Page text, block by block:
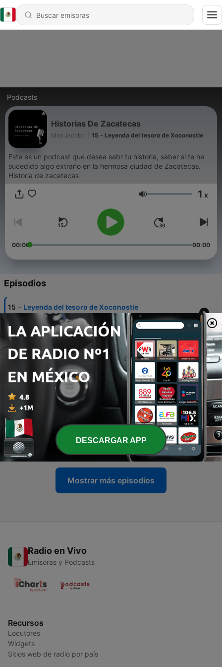
Podcasts
Historias De Zacatecas
Max Jacobo 15 - Leyenda del tesoro de Xoconostle
Este es un podcast que desea sabr tu historia, saber si te ha
sucedido algo extraño en la hermosa ciudad de Zacatecas.
Historia de zacatecas
Volumen 1 x
00:00 00:00
Episodios
15 - Leyenda del tesoro de Xoconostle
15 mar. 2022
14 - Leyenda de la confesión de ultratumba
01 mar. 2022
13 - Leyenda del árbol de amor
21 feb. 2022
12 - Leyenda de la calle de las 3 cruces
14 feb. 2022
- Leyenda de la calle de los perros
07 feb. 2022
Mostrar más episodios
Radio en Vivo
Emisoras y Podcasts
Recursos
Locutores
Widgets
Sitios web de radio por país
DESCARGAR APP